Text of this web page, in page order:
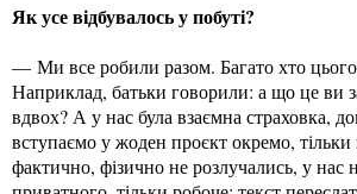
Як усе відбувалось у побуті?
— Ми все робили разом. Багато хто цього
Наприклад, батьки говорили: а що це ви
вдвох? А у нас була взаємна страховка,
вступаємо у жоден проєкт окремо,
фактично, фізично не розлучались, у нас